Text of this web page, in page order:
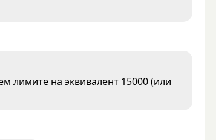
лимите на эквивалент 15000 (или